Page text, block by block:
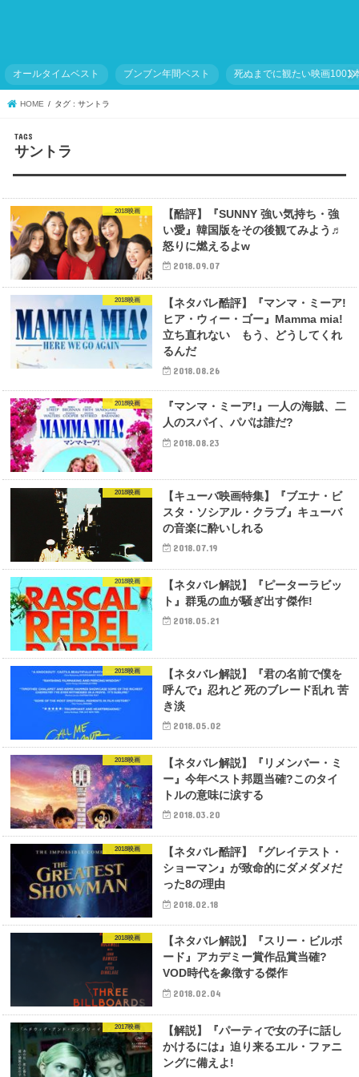
オールタイムベスト ブンブン年間ベスト 死ぬまでに観たい映画1001
HOME タグ : サントラ
サントラ
2018映画
【酷評】『SUNNY 強い気持ち・強
い愛』韓国版をその後観てみよう♬
怒りに燃えるよw
2018.09.07
2018映画
【ネタバレ酷評】『マンマ・ミーア!
ヒア・ウィー・ゴー』Mamma mia!
立ち直れない もう、どうしてくれ
るんだ
2018.08.26
2018映画
『マンマ・ミーア!』一人の海賊、二
人のスパイ、パパは誰だ?
2018.08.23
2018映画
【キューバ映画特集】『ブエナ・ビ
スタ・ソシアル・クラブ』キューバ
の音楽に酔いしれる
2018.07.19
2018映画
【ネタバレ解説】『ピーターラビッ
ト』群兎の血が騒ぎ出す傑作!
2018.05.21
2018映画
【ネタバレ解説】『君の名前で僕を
呼んで』忍れど 死のブレード乱れ 苦
き淡
2018.05.02
2018映画
【ネタバレ解説】『リメンバー・ミ
ー』今年ベスト邦題当確?このタイ
トルの意味に涙する
2018.03.20
2018映画
【ネタバレ酷評】『グレイテスト・
ショーマン』が致命的にダメダメだ
った8の理由
2018.02.18
2018映画
【ネタバレ解説】『スリー・ビルボ
ード』アカデミー賞作品賞当確?
VOD時代を象徴する傑作
2018.02.04
2017映画
【解説】『パーティで女の子に話し
かけるには』迫り来るエル・ファニ
ングに備えよ!